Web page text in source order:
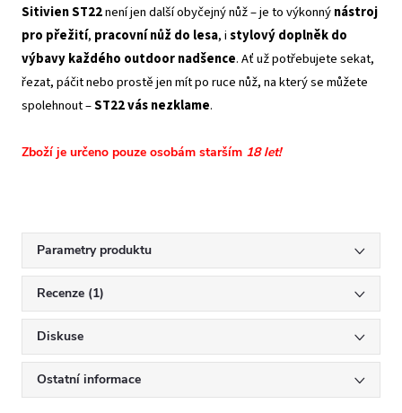
Sitivien ST22není jen další obyčejný nůž – je to výkonnýnástroj
pro přežití, pracovní nůž do lesa, istylový doplněk do
výbavy každého outdoor nadšence. Ať už potřebujete sekat,
řezat, páčit nebo prostě jen mít po ruce nůž, na který se můžete
spolehnout –ST22 vás nezklame.
Zboží je určeno pouze osobám starším 18 let!
Parametry produktu
Recenze (1)
Diskuse
Ostatní informace